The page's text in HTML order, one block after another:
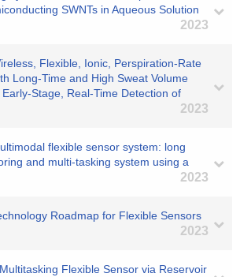
SWNTs in Aqueous Solution
2023
Flexible, Ionic, Perspiration‐Rate
Long‐Time and High Sweat Volume
Real‐Time Detection of
2023
flexible sensor system: long
and multi-tasking system using a
2023
Roadmap for Flexible Sensors
2023
Flexible Sensor via Reservoir